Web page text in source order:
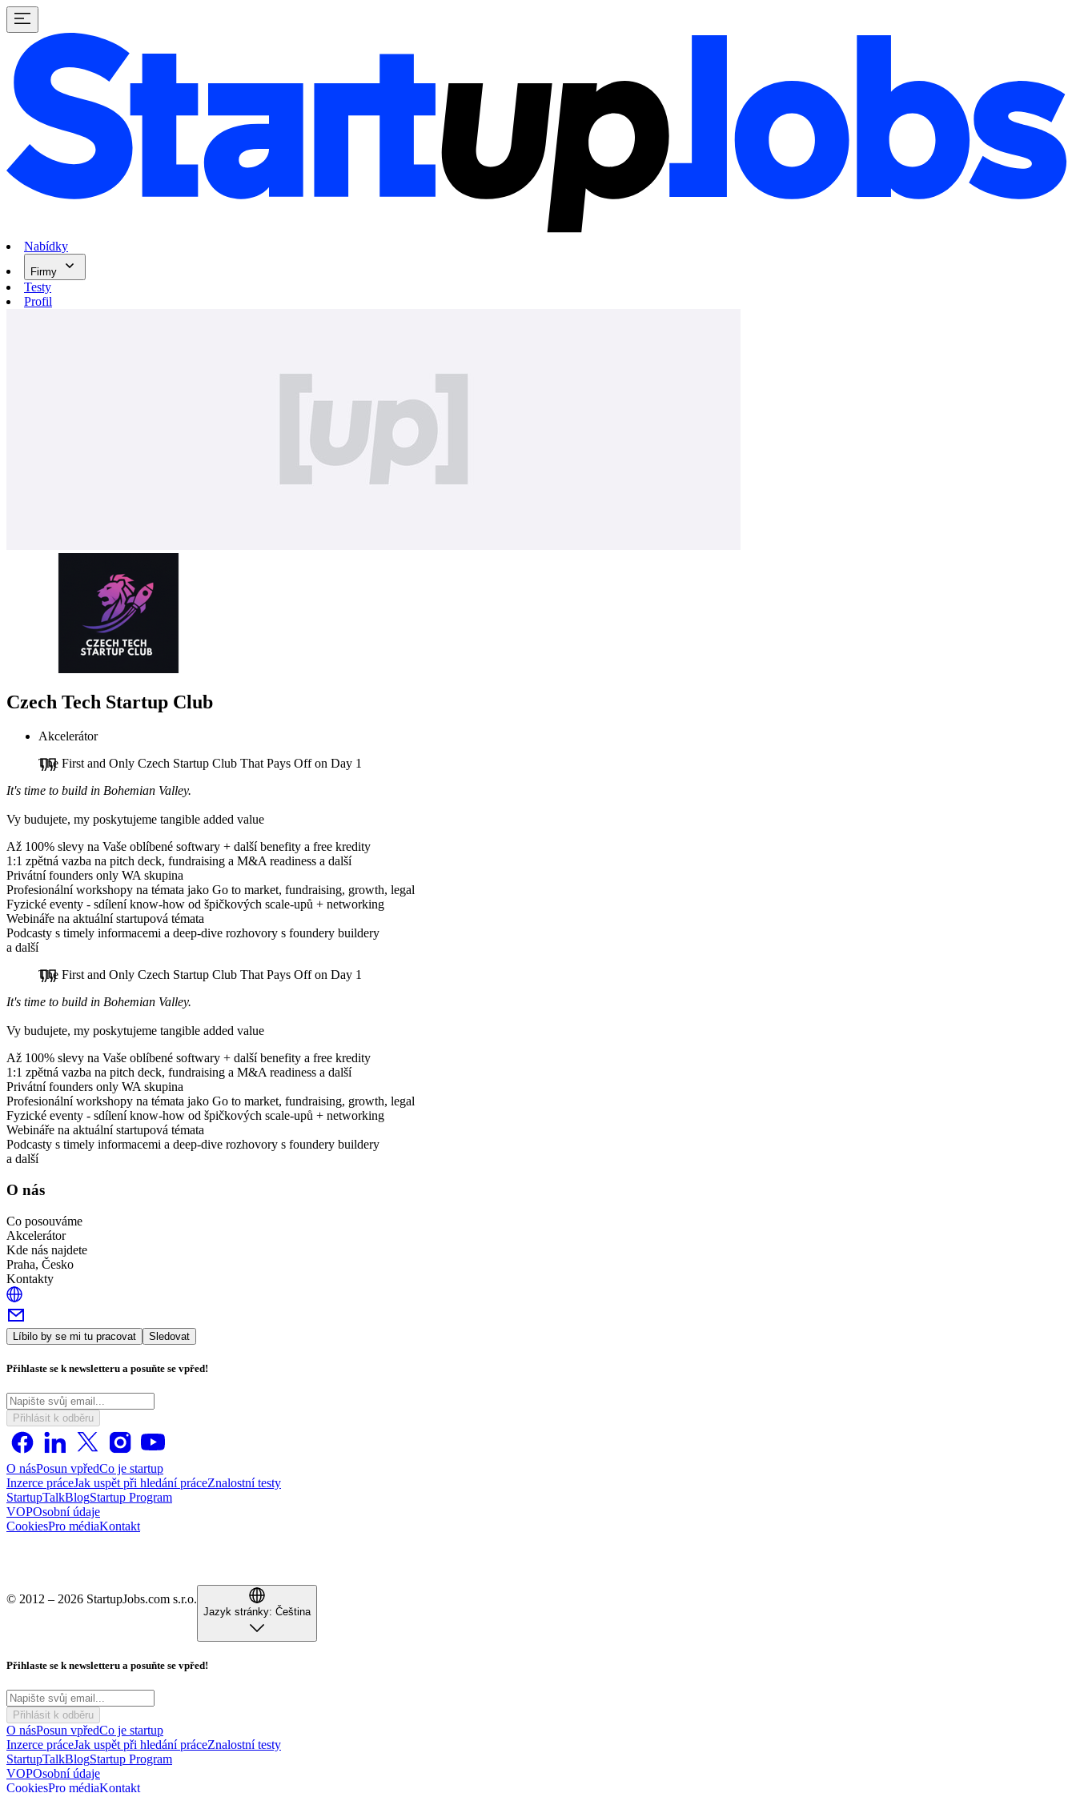
Nabídky
Firmy
Testy
Profil
Czech Tech Startup Club
Akcelerátor
The First and Only Czech Startup Club That Pays Off on Day 1
It's time to build in Bohemian Valley.
Vy budujete, my poskytujeme tangible added value
Až 100% slevy na Vaše oblíbené softwary + další benefity a free kredity
1:1 zpětná vazba na pitch deck, fundraising a M&A readiness a další
Privátní founders only WA skupina
Profesionální workshopy na témata jako Go to market, fundraising, growth, legal
Fyzické eventy - sdílení know-how od špičkových scale-upů + networking
Webináře na aktuální startupová témata
Podcasty s timely informacemi a deep-dive rozhovory s foundery buildery
a další
The First and Only Czech Startup Club That Pays Off on Day 1
It's time to build in Bohemian Valley.
Vy budujete, my poskytujeme tangible added value
Až 100% slevy na Vaše oblíbené softwary + další benefity a free kredity
1:1 zpětná vazba na pitch deck, fundraising a M&A readiness a další
Privátní founders only WA skupina
Profesionální workshopy na témata jako Go to market, fundraising, growth, legal
Fyzické eventy - sdílení know-how od špičkových scale-upů + networking
Webináře na aktuální startupová témata
Podcasty s timely informacemi a deep-dive rozhovory s foundery buildery
a další
O nás
Co posouváme
Akcelerátor
Kde nás najdete
Praha, Česko
Kontakty
Líbilo by se mi tu pracovat Sledovat
Přihlaste se k newsletteru a posuňte se vpřed!
Přihlásit k odběru
O násPosun vpředCo je startup
Inzerce práceJak uspět při hledání práceZnalostní testy
StartupTalkBlogStartup Program
VOPOsobní údaje
CookiesPro médiaKontakt
© 2012 – 2026 StartupJobs.com s.r.o.
Jazyk stránky: Čeština
Přihlaste se k newsletteru a posuňte se vpřed!
Přihlásit k odběru
O násPosun vpředCo je startup
Inzerce práceJak uspět při hledání práceZnalostní testy
StartupTalkBlogStartup Program
VOPOsobní údaje
CookiesPro médiaKontakt